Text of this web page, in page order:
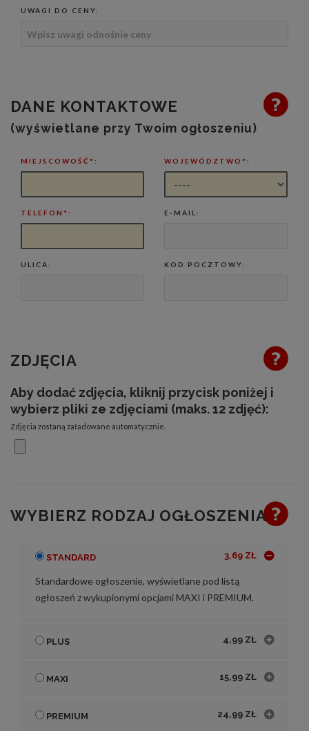
UWAGI DO CENY:
DANE KONTAKTOWE
(wyświetlane przy Twoim ogłoszeniu)
MIEJSCOWOŚĆ*: WOJEWÓDZTWO*:
TELEFON*: E-MAIL:
ULICA: KOD POCZTOWY:
ZDJĘCIA
Aby dodać zdjęcia, kliknij przycisk poniżej i
wybierz pliki ze zdjęciami (maks. 12 zdjęć):
Zdjęcia zostaną załadowane automatycznie.
WYBIERZ RODZAJ OGŁOSZENIA
STANDARD 3,69 ZŁ
Standardowe ogłoszenie, wyświetlane pod listą
ogłoszeń z wykupionymi opcjami MAXI i PREMIUM.
PLUS 4,99 ZŁ
MAXI 15,99 ZŁ
PREMIUM 24,99 ZŁ